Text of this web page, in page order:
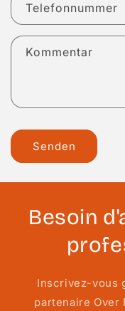
Telefonnummer
Kommentar
Senden
Besoin
Inscrivez-vous
partenaire Over